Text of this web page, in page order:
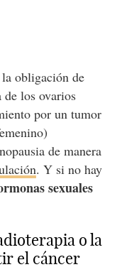
obligación de
de los ovarios
por un tumor
de manera
. Y si no hay
sexuales
o la
el cáncer